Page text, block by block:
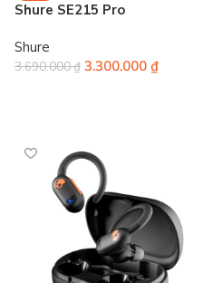
Shure SE215 Pro
Shure
3.690.000₫ 3.300.000 ₫